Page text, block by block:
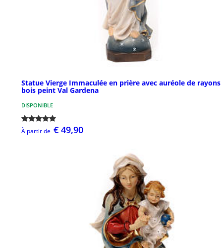
Statue Vierge Immaculée en prière avec auréole de rayons
bois peint Val Gardena
DISPONIBLE
À partir de € 49,90